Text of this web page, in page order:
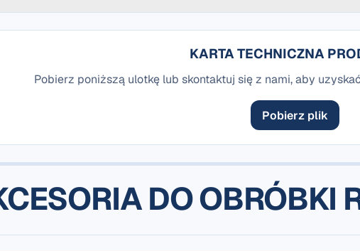
KARTA TECHNICZNA
Pobierz poniższą ulotkę lub skontaktuj się z nami, aby
Pobierz plik
DO OBRÓBKI